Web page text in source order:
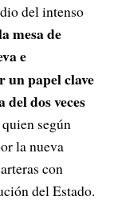
del intenso
mesa de
e
papel clave
dos veces
quien según
la nueva
con
del Estado.